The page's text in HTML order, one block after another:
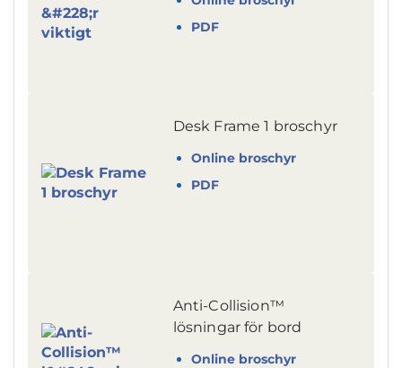
PDF
Desk Frame 1 broschyr
Online broschyr
PDF
Anti-Collision™
lösningar för bord
Online broschyr